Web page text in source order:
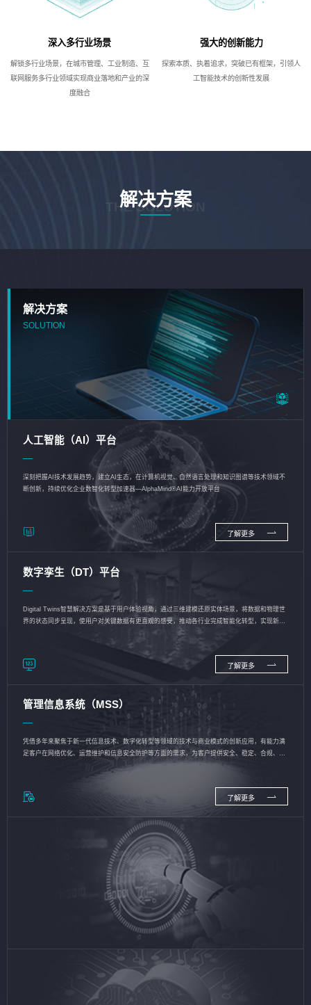
深入多行业场景
解锁多行业场景，在城市管理、工业制造、互
联网服务多行业领域实现商业落地和产业的深
度融合
强大的创新能力
探索本质、执着追求，突破已有框架，引领人
工智能技术的创新性发展
解决方案
THE SOLUTION
解决方案
SOLUTION
人工智能（AI）平台
深刻把握AI技术发展趋势，建立AI生态，在计算机视觉、自然语言处理和知识图谱等技术领域不
断创新，持续优化企业数智化转型加速器—AlphaMind®AI能力开放平台
了解更多
数字孪生（DT）平台
Digital Twins智慧解决方案是基于用户体验视角，通过三维建模还原实体场景，将数据和物理世
界的状态同步呈现，使用户对关键数据有更直观的感受，推动各行业完成智能化转型，实现新旧
了解更多
管理信息系统（MSS）
凭借多年来聚焦于新一代信息技术、数字化转型等领域的技术与商业模式的创新应用，有能力满
足客户在网络优化、运营维护和信息安全防护等方面的需求，为客户提供安全、稳定、合规、持
了解更多